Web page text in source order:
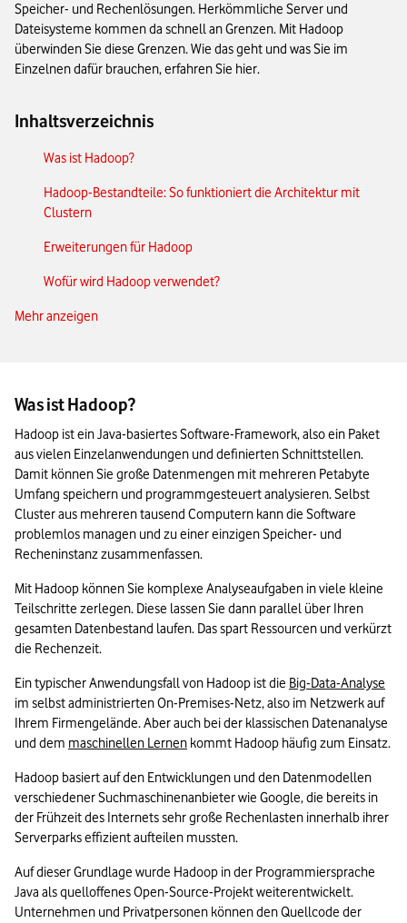
Speicher- und Rechenlösungen. Herkömmliche Server und
Dateisysteme kommen da schnell an Grenzen. Mit Hadoop
überwinden Sie diese Grenzen. Wie das geht und was Sie im
Einzelnen dafür brauchen, erfahren Sie hier.
Inhaltsverzeichnis
Was ist Hadoop?
Hadoop-Bestandteile: So funktioniert die Architektur mit
Clustern
Erweiterungen für Hadoop
Wofür wird Hadoop verwendet?
Apache Software Foundation und Hadoop
Das Wichtigste zu Hadoop in Kürze
Mehr anzeigen
Was ist Hadoop?
Hadoop ist ein Java-basiertes Software-Framework, also ein Paket
aus vielen Einzelanwendungen und definierten Schnittstellen.
Damit können Sie große Datenmengen mit mehreren Petabyte
Umfang speichern und programmgesteuert analysieren. Selbst
Cluster aus mehreren tausend Computern kann die Software
problemlos managen und zu einer einzigen Speicher- und
Recheninstanz zusammenfassen.
Mit Hadoop können Sie komplexe Analyseaufgaben in viele kleine
Teilschritte zerlegen. Diese lassen Sie dann parallel über Ihren
gesamten Datenbestand laufen. Das spart Ressourcen und verkürzt
die Rechenzeit.
Ein typischer Anwendungsfall von Hadoop ist die Big-Data-Analyse
im selbst administrierten On-Premises-Netz, also im Netzwerk auf
Ihrem Firmengelände. Aber auch bei der klassischen Datenanalyse
und dem maschinellen Lernen
Hadoop basiert auf den Entwicklungen und den Datenmodellen
verschiedener Suchmaschinenanbieter wie Google, die bereits in
der Frühzeit des Internets sehr große Rechenlasten innerhalb ihrer
Serverparks effizient aufteilen mussten.
Auf dieser Grundlage wurde Hadoop in der Programmiersprache
Java als quelloffenes Open-Source-Projekt weiterentwickelt.
Unternehmen und Privatpersonen können den Quellcode der